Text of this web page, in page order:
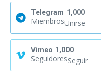
Telegram 1,000
MiembrosUnirse
Vimeo 1,000
SeguidoresSeguir